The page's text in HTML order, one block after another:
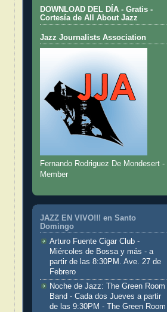
DOWNLOAD DEL DÍA - Gratis -
Cortesía de All About Jazz
Jazz Journalists Association
Fernando Rodriguez De Mondesert -
Member
JAZZ EN VIVO!!! en Santo
Domingo
Arturo Fuente Cigar Club -
Miércoles de Bossa y más - a
partir de las 8:30PM. Ave. 27 de
Febrero
Noche de Jazz: The Green Room
Band - Cada dos Jueves a partir
de las 9:30PM - The Green Room